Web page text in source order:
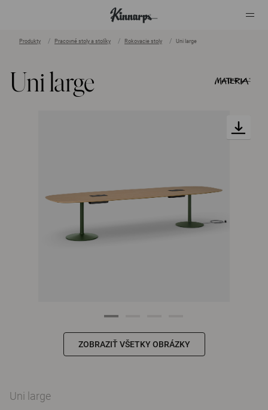
Produkty Pracovné stoly a stolíky Rokovacie stoly Uni large
Uni large
ZOBRAZIŤ VŠETKY OBRÁZKY
Uni large